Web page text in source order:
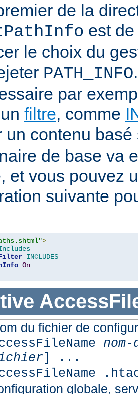
de la
est
le choix du
PATH_INFO
par
filtre, comme
un contenu
de base va
et vous pouvez
suivante
>
INCLUDES
On
du fichier de
] ...
globale,